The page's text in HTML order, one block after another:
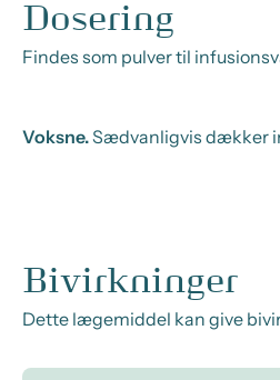
Dosering
Findes som pulver til
Voksne.Sædvanligvis dækker
Bivirkninger
Dette lægemiddel kan give